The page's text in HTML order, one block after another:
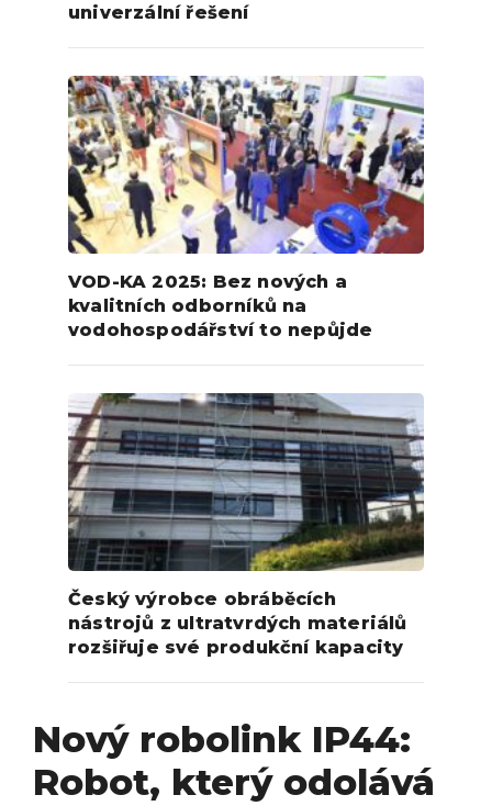
Nový robolink IP44:
Robot, který odolává
univerzální řešení
VOD-KA 2025: Bez nových a
kvalitních odborníků na
vodohospodářství to nepůjde
Český výrobce obráběcích
nástrojů z ultratvrdých materiálů
rozšiřuje své produkční kapacity